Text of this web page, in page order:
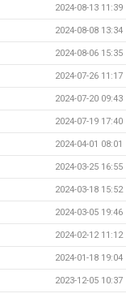
2024-08-13 11:39
2024-08-08 13:34
2024-08-06 15:35
2024-07-26 11:17
2024-07-20 09:43
2024-07-19 17:40
2024-04-01 08:01
2024-03-25 16:55
2024-03-18 15:52
2024-03-05 19:46
2024-02-12 11:12
2024-01-18 19:04
2023-12-05 10:37